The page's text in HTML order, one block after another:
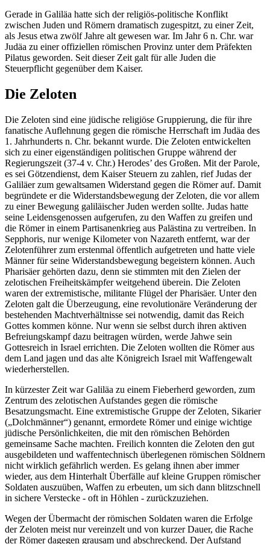
Gerade in Galiläa hatte sich der religiös-politische Konflikt
zwischen Juden und Römern dramatisch zugespitzt, zu einer Zeit,
als Jesus etwa zwölf Jahre alt gewesen war. Im Jahr6 n. Chr. war
Judäa zu einer offiziellen römischen Provinz unter dem Präfekten
Pilatus geworden. Seit dieser Zeit galt für alle Juden die
Steuerpflicht gegenüber dem Kaiser.
Die Zeloten
Die Zeloten sind eine jüdische religiöse Gruppierung, die für ihre
fanatische Auflehnung gegen die römische Herrschaft im Judäa des
1. Jahrhunderts n. Chr. bekannt wurde. Die Zeloten entwickelten
sich zu einer eigenständigen politischen Gruppe während der
Regierungszeit (37-4 v. Chr.) Herodes’ des Großen. Mit der Parole,
es sei Götzendienst, dem Kaiser Steuern zu zahlen, rief Judas der
Galiläer zum gewaltsamen Widerstand gegen die Römer auf. Damit
begründete er die Widerstandsbewegung der Zeloten, die vor allem
zu einer Bewegung galiläischer Juden werden sollte. Judas hatte
seine Leidensgenossen aufgerufen, zu den Waffen zu greifen und
die Römer in einem Partisanenkrieg aus Palästina zu vertreiben. In
Sepphoris, nur wenige Kilometer von Nazareth entfernt, war der
Zelotenführer zum erstenmal öffentlich aufgetreten und hatte viele
Männer für seine Widerstandsbewegung begeistern können. Auch
Pharisäer gehörten dazu, denn sie stimmten mit den Zielen der
zelotischen Freiheitskämpfer weitgehend überein. Die Zeloten
waren der extremistische, militante Flügel der Pharisäer. Unter den
Zeloten galt die Überzeugung, eine revolutionäre Veränderung der
bestehenden Machtverhältnisse sei notwendig, damit das Reich
Gottes kommen könne. Nur wenn sie selbst durch ihren aktiven
Befreiungskampf dazu beitragen würden, werde Jahwe sein
Gottesreich in Israel errichten. Die Zeloten wollten die Römer aus
dem Land jagen und das alte Königreich Israel mit Waffengewalt
wiederherstellen.
In kürzester Zeit war Galiläa zu einem Fieberherd geworden, zum
Zentrum des zelotischen Aufstandes gegen die römische
Besatzungsmacht. Eine extremistische Gruppe der Zeloten, Sikarier
(„Dolchmänner“) genannt, ermordete Römer und einige wichtige
jüdische Persönlichkeiten, die mit den römischen Behörden
gemeinsame Sache machten. Freilich konnten die Zeloten den gut
ausgebildeten und waffentechnisch überlegenen römischen Söldnern
nicht wirklich gefährlich werden. Es gelang ihnen aber immer
wieder, aus dem Hinterhalt Überfälle auf kleine Gruppen römischer
Soldaten auszuüben, Waffen zu erbeuten, um sich dann blitzschnell
in sichere Verstecke - oft in Höhlen - zurückzuziehen.
Wegen der Übermacht der römischen Soldaten waren die Erfolge
der Zeloten meist nur vereinzelt und von kurzer Dauer, die Rache
der Römer dagegen grausam und abschreckend. Der Aufstand